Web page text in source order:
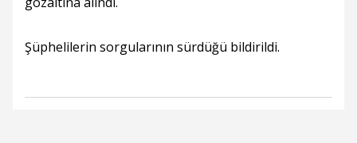
Şüphelilerin sorgularının sürdüğü bildirildi.